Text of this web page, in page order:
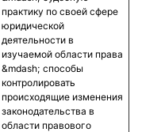
практику по своей сфере
юридической
деятельности в
изучаемой области права
способы
контролировать
происходящие изменения
законодательства в
области правового